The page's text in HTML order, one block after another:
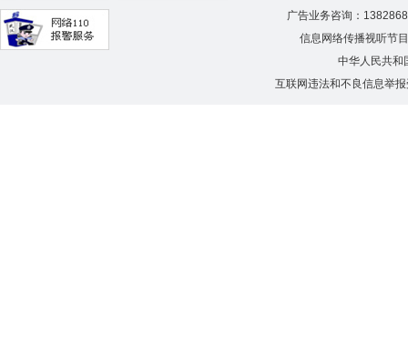
广告业务咨询：
信息网络传播视听节
中华人民共和
互联网违法和不良信息举